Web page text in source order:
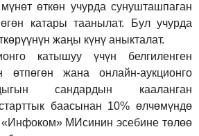
өткөн учурда сунушташпаган
катары таанылат. Бул учурда
жаңы күнү аныкталат.
катышуу үчүн белгиленген
өтпөгөн жана онлайн-аукционго
сандардын кааланган
баасынан 10% өлчөмүндө
«Инфоком» МИсинин эсебине төлөө